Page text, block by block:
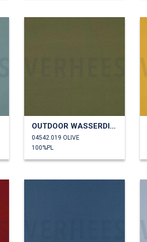
OUTDOOR WASSERDICHT
04542.019 OLIVE
100%PL